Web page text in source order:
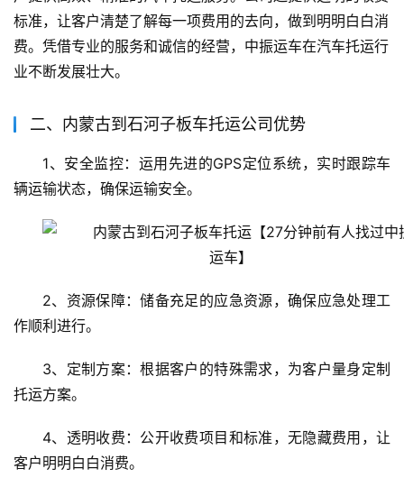
标准，让客户清楚了解每一项费用的去向，做到明明白白消
费。凭借专业的服务和诚信的经营，中振运车在汽车托运行
业不断发展壮大。
二、内蒙古到石河子板车托运公司优势
1、安全监控：运用先进的GPS定位系统，实时跟踪车
辆运输状态，确保运输安全。
2、资源保障：储备充足的应急资源，确保应急处理工
作顺利进行。
3、定制方案：根据客户的特殊需求，为客户量身定制
托运方案。
4、透明收费：公开收费项目和标准，无隐藏费用，让
客户明明白白消费。